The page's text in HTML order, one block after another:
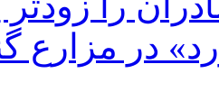
در مزارع